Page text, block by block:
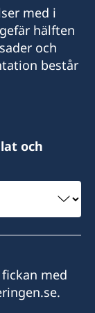
med i
hälften
och
består
och
med